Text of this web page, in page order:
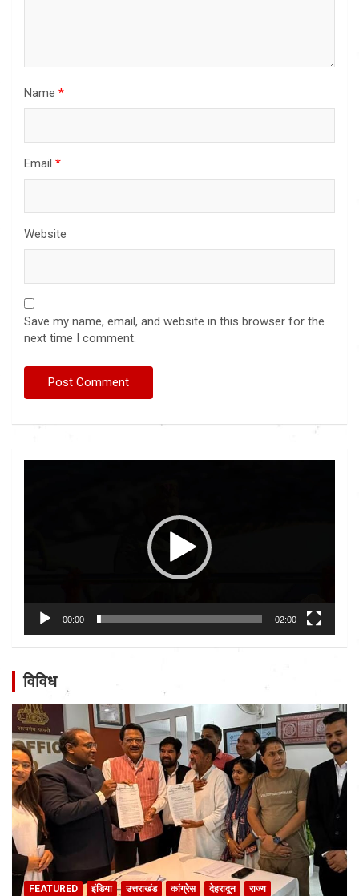
Name *
Email *
Website
Save my name, email, and website in this browser for the
next time I comment.
00:00 02:00
विविध
FEATURED इंडिया उत्तराखंड कांग्रेस देहरादून राज्य